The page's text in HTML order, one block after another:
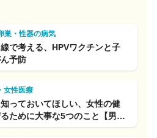
巣・性器の病気
で考える、HPVワクチンと子
予防
女性医療
っておいてほしい、女性の健
ために大事な5つのこと【男性
医が提言】